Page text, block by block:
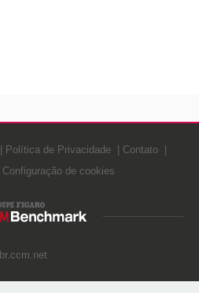
Política de Privacidade
Contato
Configuração de cookies
br.ccm.net